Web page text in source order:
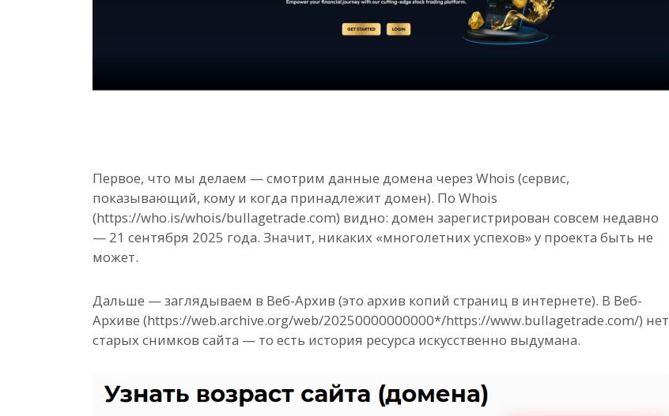
Первое, что мы делаем — смотрим данные домена через Whois (сервис,
показывающий, кому и когда принадлежит домен). По Whois
(https://who.is/whois/bullagetrade.com) видно: домен зарегистрирован совсем недавно
— 21 сентября 2025 года. Значит, никаких «многолетних успехов» у проекта быть не
может.
Дальше — заглядываем в Веб-Архив (это архив копий страниц в интернете). В Веб-
Архиве (https://web.archive.org/web/20250000000000*/https://www.bullagetrade.com/) нет
старых снимков сайта — то есть история ресурса искусственно выдумана.